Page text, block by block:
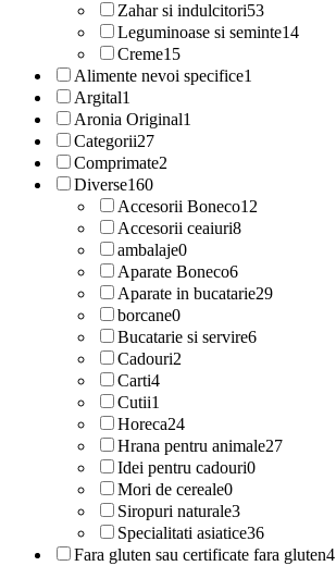
Zahar si indulcitori53
Leguminoase si seminte14
Creme15
Alimente nevoi specifice1
Argital1
Aronia Original1
Categorii27
Comprimate2
Diverse160
Accesorii Boneco12
Accesorii ceaiuri8
ambalaje0
Aparate Boneco6
Aparate in bucatarie29
borcane0
Bucatarie si servire6
Cadouri2
Carti4
Cutii1
Horeca24
Hrana pentru animale27
Idei pentru cadouri0
Mori de cereale0
Siropuri naturale3
Specialitati asiatice36
Fara gluten sau certificate fara gluten4